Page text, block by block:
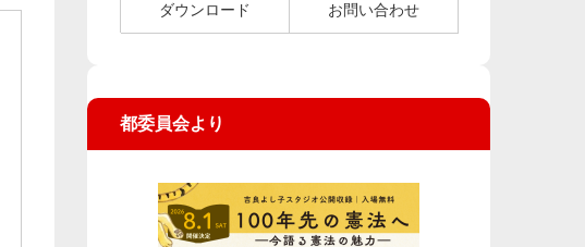
ダウンロード お問い合わせ
都委員会より